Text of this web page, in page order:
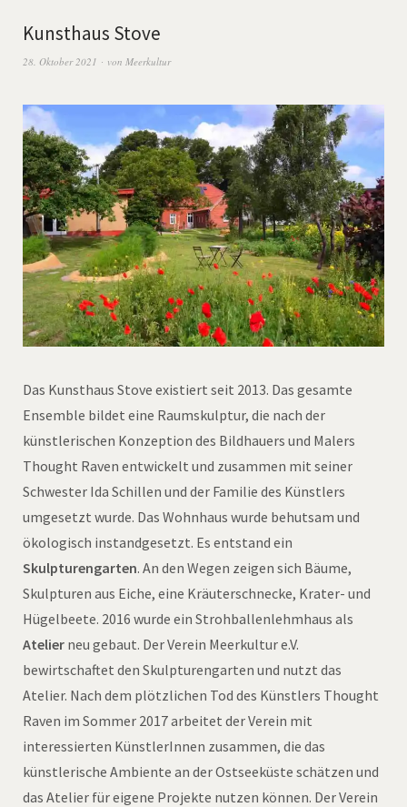
Kunsthaus Stove
28. Oktober 2021 von Meerkultur
Das Kunsthaus Stove existiert seit 2013. Das gesamte
Ensemble bildet eine Raumskulptur, die nach der
künstlerischen Konzeption des Bildhauers und Malers
Thought Raven entwickelt und zusammen mit seiner
Schwester Ida Schillen und der Familie des Künstlers
umgesetzt wurde. Das Wohnhaus wurde behutsam und
ökologisch instandgesetzt. Es entstand ein
Skulpturengarten. An den Wegen zeigen sich Bäume,
Skulpturen aus Eiche, eine Kräuterschnecke, Krater- und
Hügelbeete. 2016 wurde ein Strohballenlehmhaus als
Atelier neu gebaut. Der Verein Meerkultur e.V.
bewirtschaftet den Skulpturengarten und nutzt das
Atelier. Nach dem plötzlichen Tod des Künstlers Thought
Raven im Sommer 2017 arbeitet der Verein mit
interessierten KünstlerInnen zusammen, die das
künstlerische Ambiente an der Ostseeküste schätzen und
das Atelier für eigene Projekte nutzen können. Der Verein